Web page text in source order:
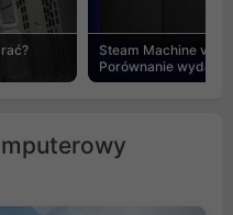
Steam Machine vs
Porównanie